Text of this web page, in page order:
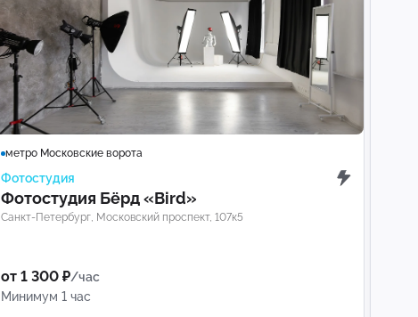
метро Московские ворота
Фотостудия
Фотостудия Бёрд «Bird»
Санкт-Петербург, Московский проспект, 107к5
от 1 300 ₽/час
Минимум 1 час